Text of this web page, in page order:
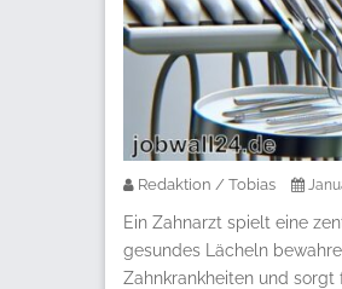
Redaktion / Tobias
Ein Zahnarzt spielt eine
gesundes Lächeln
Zahnkrankheiten und sorgt